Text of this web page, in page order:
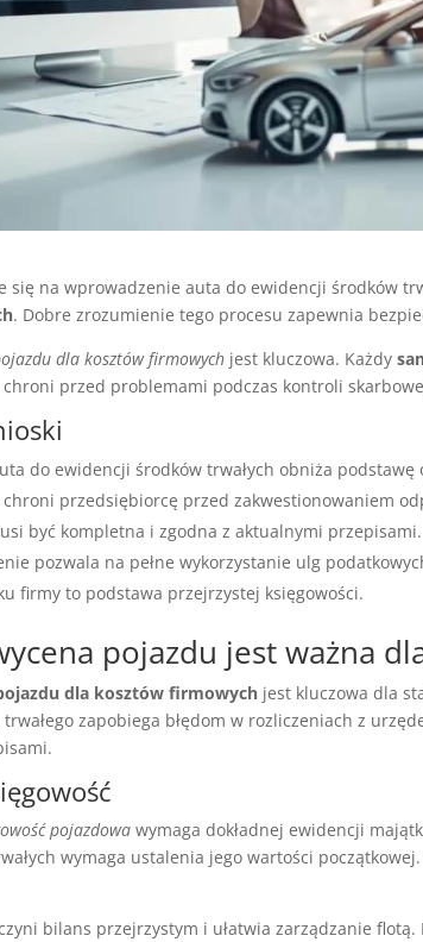
się na wprowadzenie auta do ewidencji środków
. Dobre zrozumienie tego procesu zapewnia
dla kosztów firmowych jest kluczowa. Każdy
przed problemami podczas kontroli
do ewidencji środków trwałych obniża podstawę
chroni przedsiębiorcę przed zakwestionowaniem
być kompletna i zgodna z aktualnymi przepisami.
pozwala na pełne wykorzystanie ulg
firmy to podstawa przejrzystej księgowości.
pojazdu jest ważna
dla kosztów firmowych jest kluczowa dla
zapobiega błędom w rozliczeniach z
pojazdowa wymaga dokładnej ewidencji
wymaga ustalenia jego wartości
bilans przejrzystym i ułatwia zarządzanie